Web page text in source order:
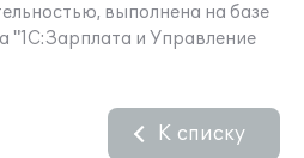
выполнена на базе
"1С:Зарплата и Управление
К списку